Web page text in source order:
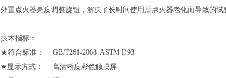
外置点火器亮度调整旋钮，解决了长时间使用后点火器老化而导致的试
技术指标：
★符合标准： GB/T261-2008 ASTM D93
★显示方式： 高清晰度彩色触摸屏